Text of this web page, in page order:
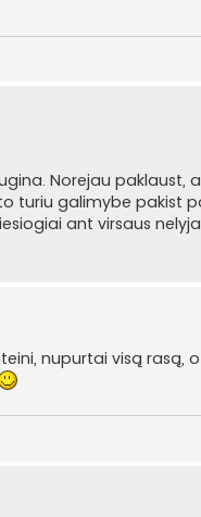
Norejau paklaust,
turiu galimybe pakist
ant virsaus
nupurtai visą rasą,